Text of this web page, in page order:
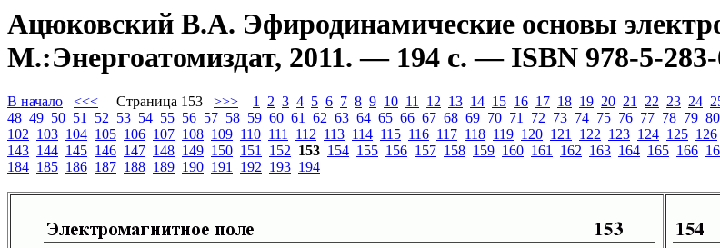
Ацюковский В.А. Эфиродинамические основы
М.:Энергоатомиздат, 2011. — 194 с. — ISBN 978-5-283-
В начало <<< Страница 153 >>> 1 2 3 4 5 6 7 8 9 10 11 12 13 14 15 16 17 18 19 20 21 22 23 24
48 49 50 51 52 53 54 55 56 57 58 59 60 61 62 63 64 65 66 67 68 69 70 71 72 73 74 75 76 77 78 79 80
102 103 104 105 106 107 108 109 110 111 112 113 114 115 116 117 118 119 120 121 122 123 124 125 126
143 144 145 146 147 148 149 150 151 152 153 154 155 156 157 158 159 160 161 162 163 164 165 166
184 185 186 187 188 189 190 191 192 193 194